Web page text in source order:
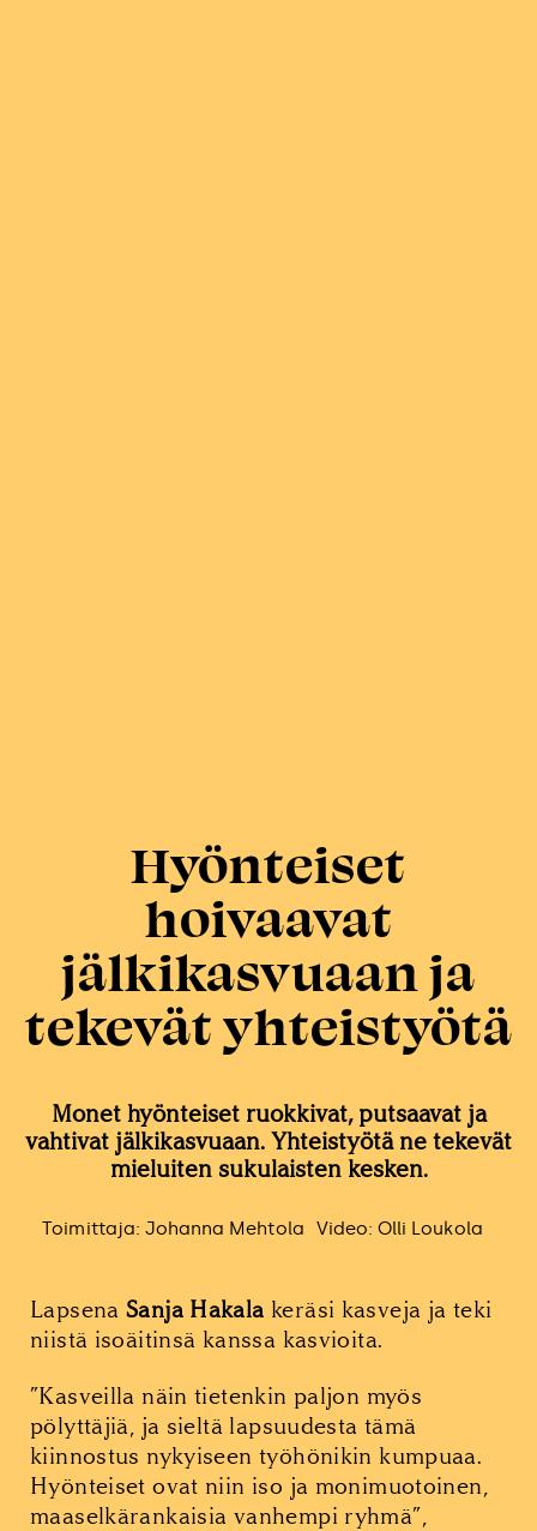
Hyönteiset
hoivaavat
jälkikasvuaan ja
tekevät yhteistyötä
Monet hyönteiset ruokkivat, putsaavat ja
vahtivat jälkikasvuaan. Yhteistyötä ne tekevät
mieluiten sukulaisten kesken.
Toimittaja: Johanna Mehtola Video: Olli Loukola
LapsenaSanja Hakala keräsi kasveja ja teki
niistä isoäitinsä kanssa kasvioita.
”Kasveilla näin tietenkin paljon myös
pölyttäjiä, ja sieltä lapsuudesta tämä
kiinnostus nykyiseen työhönikin kumpuaa.
Hyönteiset ovat niin iso ja monimuotoinen,
maaselkärankaisia vanhempi ryhmä”,